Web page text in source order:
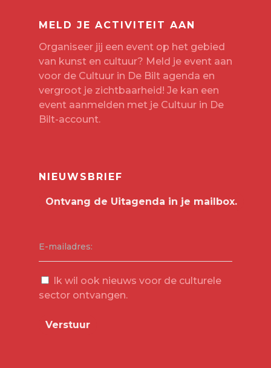
MELD JE ACTIVITEIT AAN
Organiseer jij een event op het gebied
van kunst en cultuur? Meld je event aan
voor de Cultuur in De Bilt agenda en
vergroot je zichtbaarheid! Je kan een
event aanmelden met je Cultuur in De
Bilt-account.
NIEUWSBRIEF
E-mailadres:
Ik wil ook nieuws voor de culturele
sector ontvangen.